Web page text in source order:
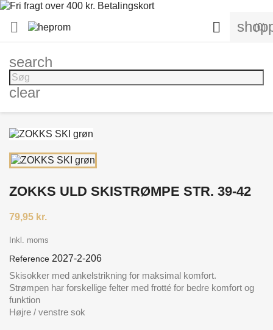
 (0)

search
clear
ZOKKS ULD SKISTRØMPE STR. 39-42
79,95 kr.
Inkl. moms
Reference 2027-2-206
Skisokker med ankelstrikning for maksimal komfort.
Strømpen har forskellige felter med frotté for bedre komfort og
funktion
Højre / venstre sok